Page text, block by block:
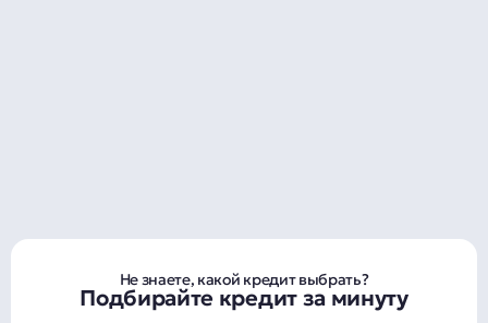
Не знаете, какой кредит выбрать?
Подбирайте кредит за минуту